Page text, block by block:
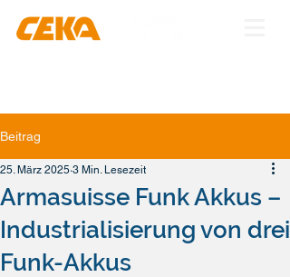
Beitrag
Armasuisse Funk Akkus –
Industrialisierung von drei
Funk-Akkus
25. März 2025 3 Min. Lesezeit